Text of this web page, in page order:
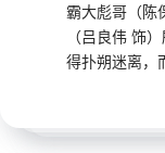
霸大彪哥（陈
（吕良伟 饰
得扑朔迷离，